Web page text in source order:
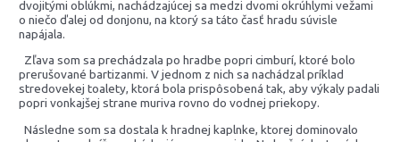
dvojitými oblúkmi, nachádzajúcej sa medzi dvomi okrúhlymi vežami
o niečo ďalej od donjonu, na ktorý sa táto časť hradu súvisle
napájala.
Zľava som sa prechádzala po hradbe popri cimburí, ktoré bolo
prerušované bartizanmi. V jednom z nich sa nachádzal príklad
stredovekej toalety, ktorá bola prispôsobená tak, aby výkaly padali
popri vonkajšej strane muriva rovno do vodnej priekopy.
Následne som sa dostala k hradnej kaplnke, ktorej dominovalo